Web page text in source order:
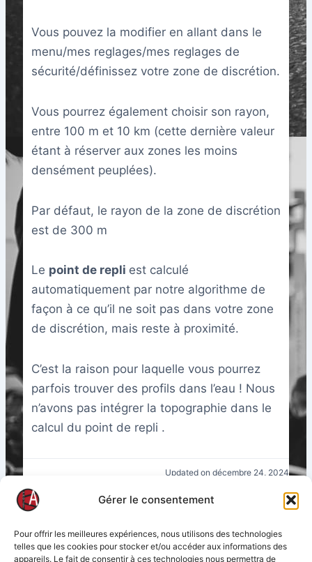
Gérer le consentement
Pour offrir les meilleures expériences, nous utilisons des technologies
telles que les cookies pour stocker et/ou accéder aux informations des
appareils. Le fait de consentir à ces technologies nous permettra de
Vous pouvez la modifier en allant dans le
menu/mes reglages/mes reglages de
sécurité/définissez votre zone de discrétion.
Vous pourrez également choisir son rayon,
entre 100 m et 10 km (cette dernière valeur
étant à réserver aux zones les moins
densément peuplées).
Par défaut, le rayon de la zone de discrétion
est de 300 m
Le point de repli est calculé
automatiquement par notre algorithme de
façon à ce qu’il ne soit pas dans votre zone
de discrétion, mais reste à proximité.
C’est la raison pour laquelle vous pourrez
parfois trouver des profils dans l’eau ! Nous
n’avons pas intégrer la topographie dans le
calcul du point de repli .
Updated on décembre 24, 2024
What are your Feelings